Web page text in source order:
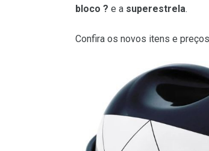
bloco ? e a superestrela.
Confira os novos itens e